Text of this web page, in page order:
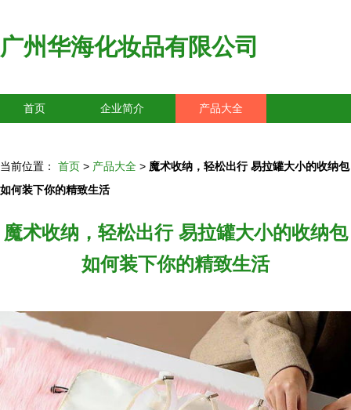
广州华海化妆品有限公司
首页 企业简介 产品大全
当前位置： 首页 > 产品大全 > 魔术收纳，轻松出行 易拉罐大小的收纳包
如何装下你的精致生活
魔术收纳，轻松出行 易拉罐大小的收纳包
如何装下你的精致生活